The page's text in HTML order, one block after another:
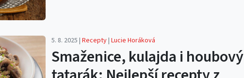
5. 8. 2025 | Recepty| Lucie Horáková
Smaženice, kulajda i houbový